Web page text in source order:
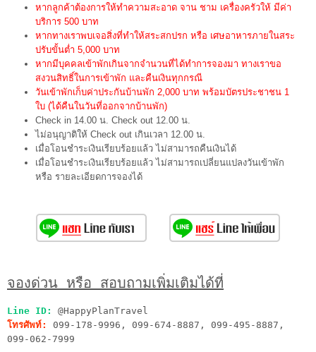
หากลูกค้าต้องการให้ทำความสะอาด จาน ชาม เครื่องครัวให้ มีค่า
บริการ 500 บาท
หากทางเราพบเจอสิ่งที่ทำให้สระสกปรก หรือ เศษอาหารภายในสระ
ปรับขั้นต่ำ 5,000 บาท
หากมีบุคคลเข้าพักเกินจากจำนวนที่ได้ทำการจองมา ทางเราขอ
สงวนสิทธิ์ในการเข้าพัก และคืนเงินทุกกรณี
วันเข้าพักเก็บค่าประกันบ้านพัก 2,000 บาท พร้อมบัตรประชาชน 1
ใบ (ได้คืนในวันที่ออกจากบ้านพัก)
Check in 14.00 น. Check out 12.00 น.
ไม่อนุญาติให้ Check out เกินเวลา 12.00 น.
เมื่อโอนชำระเงินเรียบร้อยแล้ว ไม่สามารถคืนเงินได้
เมื่อโอนชำระเงินเรียบร้อยแล้ว ไม่สามารถเปลี่ยนแปลงวันเข้าพัก
หรือ รายละเอียดการจองได้
จองด่วน หรือ สอบถามเพิ่มเติมได้ที่
Line ID:
@HappyPlanTravel
โทรศัพท์:
099-178-9996, 099-674-8887, 099-495-8887,
099-062-7999